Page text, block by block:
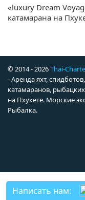
«luxury Dream
катамарана на
© 2014 - 2026Thai-
- Аренда яхт, спидботов,
катамаранов,
на Пхукете. Морские
Рыбалка.
Написать нам: